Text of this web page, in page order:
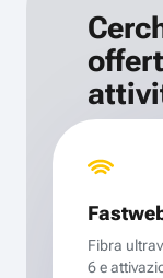
Fibra
6 e